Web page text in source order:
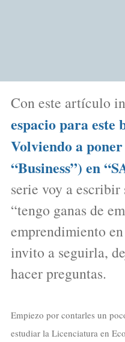
Con este artículo
espacio para este
Volviendo a
“Business”) en
serie voy a
“tengo ganas de
emprendimiento
invito a seguirla,
hacer preguntas.
Empiezo por contarles un
estudiar la Licenciatura en